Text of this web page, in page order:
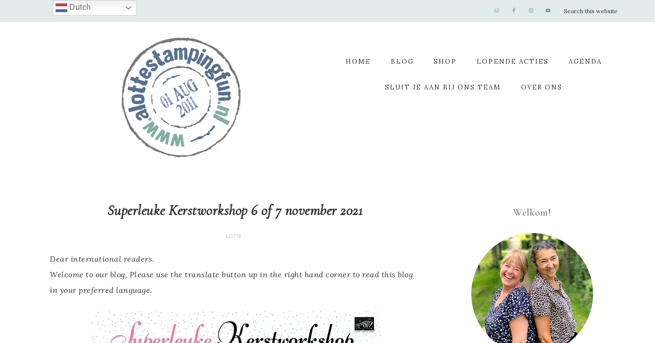
HOME BLOG SHOP LOPENDE ACTIES AGENDA
SLUIT JE AAN BIJ ONS TEAM OVER ONS
Superleuke Kerstworkshop 6 of 7 november 2021
LOTTE
Dear international readers.
Welcome to our blog, Please use the translate button up in the right hand corner to read this blog
in your preferred language.
Welkom!
Dutch